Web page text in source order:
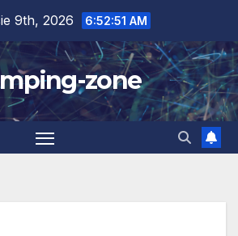
9th, 2026 6:52:52 AM
zone